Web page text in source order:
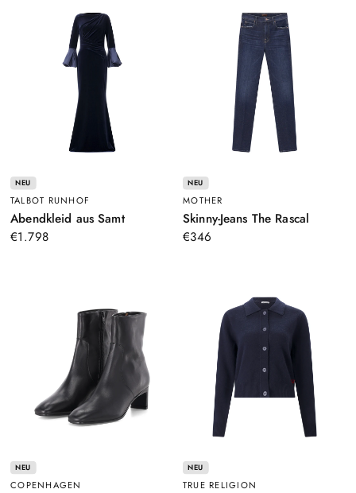
NEU
TALBOT RUNHOF
Abendkleid aus Samt–
Dunkelblau
€1.798
NEU
MOTHER
Skinny-Jeans The Rascal–
€346
NEU
COPENHAGEN
NEU
TRUE RELIGION